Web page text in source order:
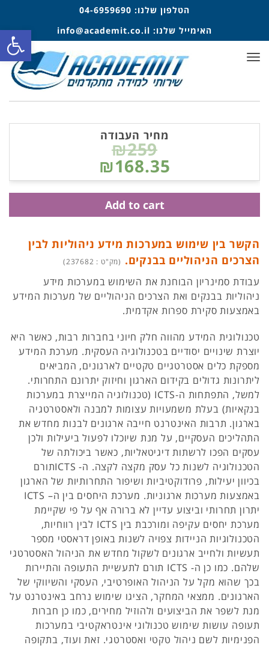
הטלפון שלנו: 04-6959690
האימייל שלנו: info@academit.co.il
תפריט
הקשר בין שימוש במערכות מידע ניהוליות לבין
הצרכים הניהוליים בבנקים. (מק"ט : 237682)
עבודת סמינריון הבוחנת את השימוש במערכות מידע
ניהוליות בבנקים ואת הצרכים הניהוליים של מערכות המידע
באמצעות סקירת ספרות אקדמית.
טכנולוגית המידע מהווה חלק חיוני בחברות רבות, כאשר היא
יוצרת שינויים יסודיים בטכנולוגיה העסקית. מערכת המידע
מספקת כלים אסטרטגיים טקטיים לארגונים, המביאים
ליתרונות גדולים בקידום הארגון וחיזוק יתרונם התחרותי.
למשל, התפתחות ה-ICTS (טכנולוגיה המייצרת במערכות
בנקאיות) בעלת משמעויות עצומות למבנה ולאסטרטגיה
בארגון. תרבות האינטרנט חייבה ארגונים לבנות מחדש את
התהליכים העסקיים, על מנת שיוכלו לפעול ביעילות ולכן
עסקים הפכו לרשתות דיגיטאליות, כאשר ביכולתה של
הטכנולוגיה לשנות כל עסק מקצה לקצה. ה- ICTSתורם
בכיוון יעילות, פרודוקטיביות ושיפור התחרותיות של הארגון
באמצעות מערכות ארגוניות. מערכת היחסים בין ה– ICTS
יתרון תחרותי וביצוע עדיין לא ברורה אף על פי שקיימת
מערכת יחסים עקיפה ומורכבת בין ICTS לבין רווחיות,
הטכנולוגיות הניידות צפויה לשנות באופן דראסטי מספר
תעשיות ולחייב ארגונים לשקול מחדש את הניהול האסטרטגי
שלהם. כמו כן ה- ICTS תורם לתעשיית התעופה והתיירות
בכך שהוא מקל על הניהול האופרטיבי, העסקי והשיווקי של
הארגונים. ממצאי המחקר, הציגו שימוש נרחב באינטרנט על
מנת לשפר את הביצועים ולהוזיל מחירים, כמו כן חברות
תעופה עושות שימוש טכנולוגי אינטראקטיבי במערכות
הפנימיות לשם ניהול טקטי ואסטרטגי. זאת ועוד, בתקופה
מחיר העבודה
₪259
₪168.35
Add to cart
פתח